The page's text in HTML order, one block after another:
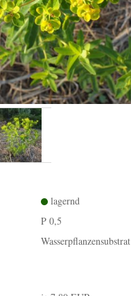
lagernd
P 0,5
Wasserpflanzensubstrat